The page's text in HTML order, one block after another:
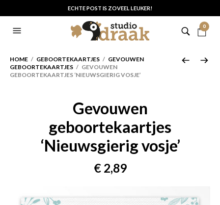
ECHTE POST IS ZOVEEL LEUKER!
0
HOME / GEBOORTEKAARTJES / GEVOUWEN
GEBOORTEKAARTJES / GEVOUWEN
GEBOORTEKAARTJES ‘NIEUWSGIERIG VOSJE’
Gevouwen
geboortekaartjes
‘Nieuwsgierig vosje’
€2,89